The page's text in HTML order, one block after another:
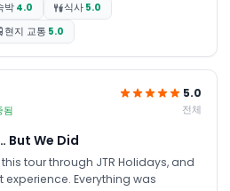
and a glimpse into what
the years ahead.
박4.0 식사 5.0
현지 교통 5.0
됨
5.0
전체
But We Did
tour through JTR Holidays, and
Everything was